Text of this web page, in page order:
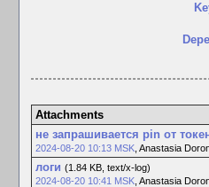
Attachments
не запрашивается pin от
2024-08-20 10:13 MSK, Anastasia
логи (1.84 KB, text/x-log)
2024-08-20 10:41 MSK, Anastasia